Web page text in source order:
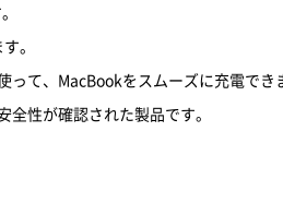
。
て、MacBookをスムーズに充電でき
性が確認された製品です。